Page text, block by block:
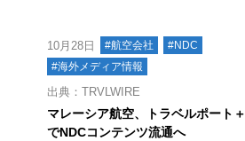
10月28日 #航空会社
#NDC
#海外メディア情報
出典：TRVLWIRE
マレーシア航空、トラベルポート＋
でNDCコンテンツ流通へ